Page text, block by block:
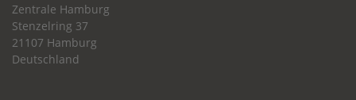
Zentrale Hamburg
Stenzelring 37
21107 Hamburg
Deutschland